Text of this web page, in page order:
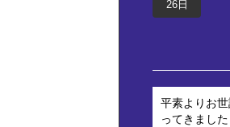
26日
平素よりお
ってきまし